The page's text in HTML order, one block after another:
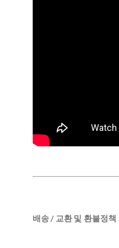
배송 / 교환 및 환불정책